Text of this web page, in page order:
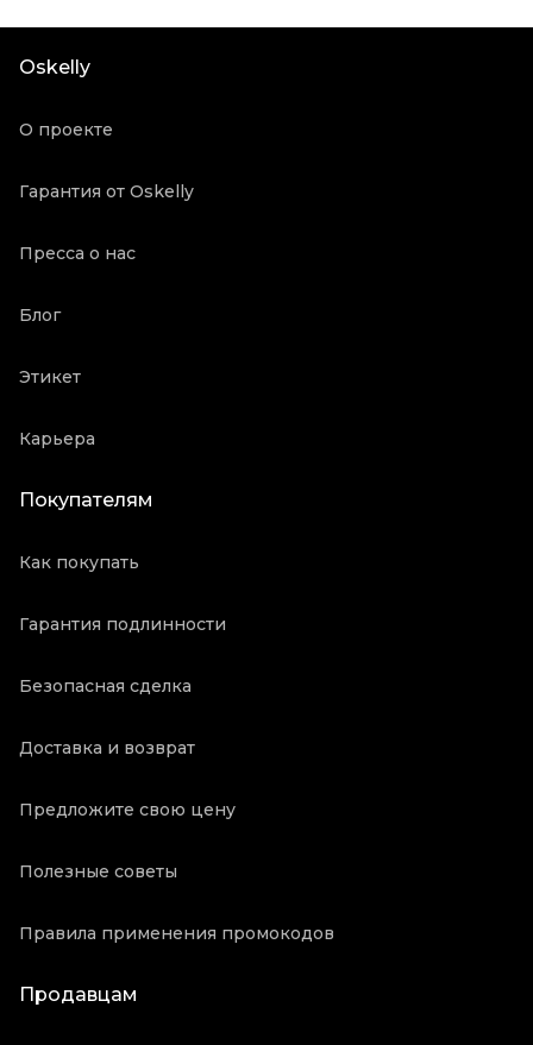
Oskelly ID
Oskelly
О проекте
Гарантия от Oskelly
Пресса о нас
Блог
Этикет
Карьера
Покупателям
Как покупать
Гарантия подлинности
Безопасная сделка
Доставка и возврат
Предложите свою цену
Полезные советы
Правила применения промокодов
Продавцам